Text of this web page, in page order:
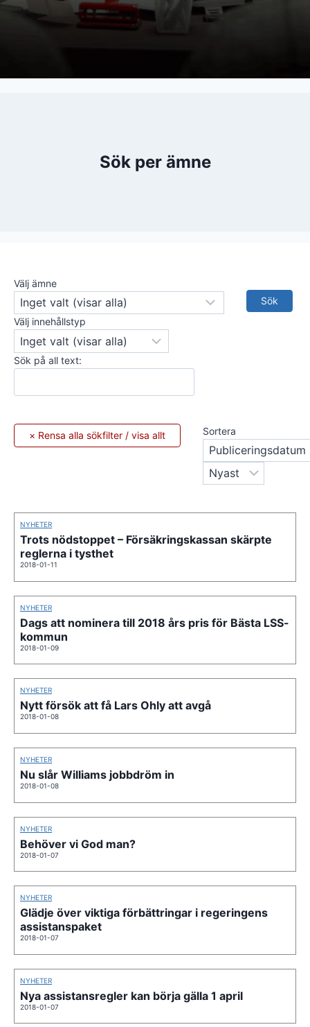
Sök per ämne
Välj ämne
Välj innehållstyp
Sök på all text:
Sortera
NYHETER
Trots nödstoppet – Försäkringskassan skärpte
reglerna i tysthet
2018-01-11
NYHETER
Dags att nominera till 2018 års pris för Bästa LSS-
kommun
2018-01-09
NYHETER
Nytt försök att få Lars Ohly att avgå
2018-01-08
NYHETER
Nu slår Williams jobbdröm in
2018-01-08
NYHETER
Behöver vi God man?
2018-01-07
NYHETER
Glädje över viktiga förbättringar i regeringens
assistanspaket
2018-01-07
NYHETER
Nya assistansregler kan börja gälla 1 april
2018-01-07